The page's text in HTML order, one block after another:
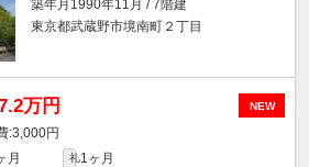
築年月1990年11月 / 7階建
東京都武蔵野市境南町２丁目
NEW
万円
3,000円
月 礼1ヶ月